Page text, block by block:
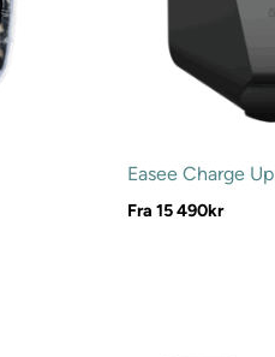
Easee Charge Up
Fra15 490kr